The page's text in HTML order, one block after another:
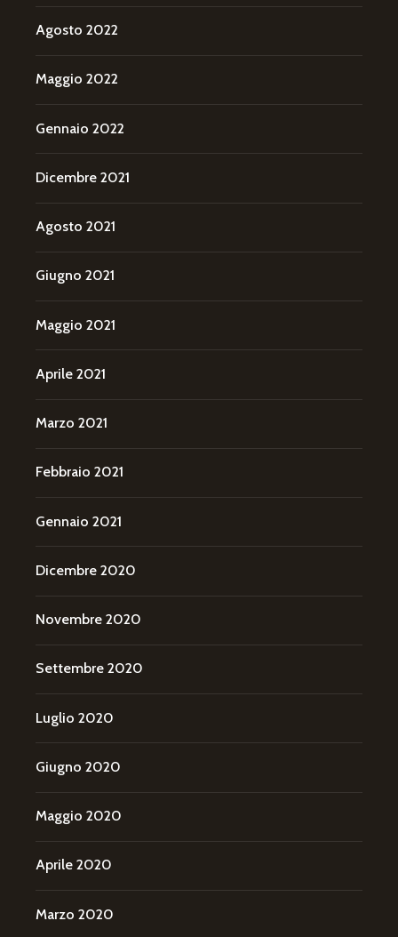
Agosto 2022
Maggio 2022
Gennaio 2022
Dicembre 2021
Agosto 2021
Giugno 2021
Maggio 2021
Aprile 2021
Marzo 2021
Febbraio 2021
Gennaio 2021
Dicembre 2020
Novembre 2020
Settembre 2020
Luglio 2020
Giugno 2020
Maggio 2020
Aprile 2020
Marzo 2020